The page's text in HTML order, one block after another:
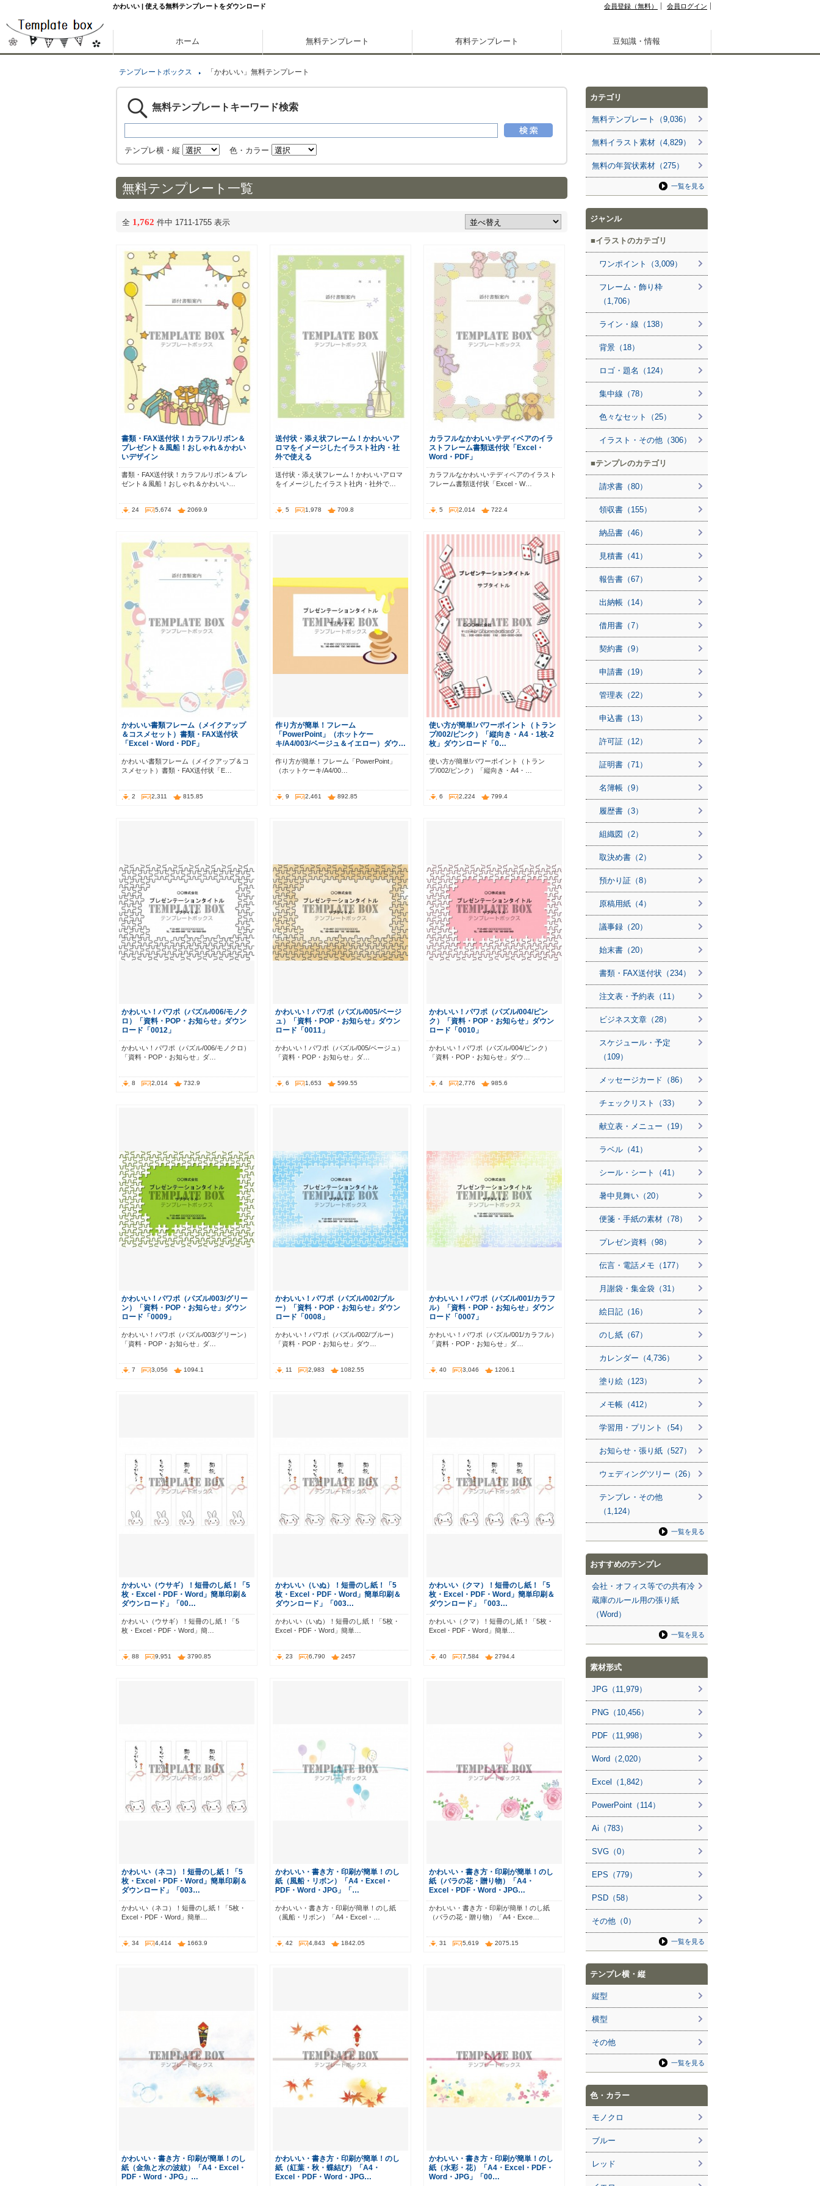
かわいい | 使える無料テンプレートをダウンロード 会員登録（無料） 会員ログイン
ホーム 無料テンプレート 有料テンプレート 豆知識・情報
テンプレートボックス 「かわいい」無料テンプレート
無料テンプレートキーワード検索
テンプレ横・縦 色・カラー
無料テンプレート一覧
全 1,762 件中 1711-1755 表示
書類・FAX送付状！カラフルリボン＆
プレゼント＆風船！おしゃれ＆かわい
いデザイン
書類・FAX送付状！カラフルリボン＆プレ
ゼント＆風船！おしゃれ＆かわいい…
24 5,674 2069.9
送付状・添え状フレーム！かわいいア
ロマをイメージしたイラスト社内・社
外で使える
送付状・添え状フレーム！かわいいアロマ
をイメージしたイラスト社内・社外で…
5 1,978 709.8
カラフルなかわいいテディベアのイラ
ストフレーム書類送付状「Excel・
Word・PDF」
カラフルなかわいいテディベアのイラスト
フレーム書類送付状「Excel・W…
5 2,014 722.4
かわいい書類フレーム（メイクアップ
＆コスメセット）書類・FAX送付状
「Excel・Word・PDF」
かわいい書類フレーム（メイクアップ＆コ
スメセット）書類・FAX送付状「E…
2 2,311 815.85
作り方が簡単！フレーム
「PowerPoint」（ホットケー
キ/A4/003/ベージュ＆イエロー）ダウ…
作り方が簡単！フレーム「PowerPoint」
（ホットケーキ/A4/00…
9 2,461 892.85
使い方が簡単!パワーポイント（トラン
プ/002/ピンク）「縦向き・A4・1枚-2
枚」ダウンロード「0…
使い方が簡単!パワーポイント（トラン
プ/002/ピンク）「縦向き・A4・…
6 2,224 799.4
かわいい！パワポ（パズル/006/モノク
ロ）「資料・POP・お知らせ」ダウン
ロード「0012」
かわいい！パワポ（パズル/006/モノクロ）
「資料・POP・お知らせ」ダ…
8 2,014 732.9
かわいい！パワポ（パズル/005/ベージ
ュ）「資料・POP・お知らせ」ダウン
ロード「0011」
かわいい！パワポ（パズル/005/ベージュ）
「資料・POP・お知らせ」ダ…
6 1,653 599.55
かわいい！パワポ（パズル/004/ピン
ク）「資料・POP・お知らせ」ダウン
ロード「0010」
かわいい！パワポ（パズル/004/ピンク）
「資料・POP・お知らせ」ダウ…
4 2,776 985.6
かわいい！パワポ（パズル/003/グリー
ン）「資料・POP・お知らせ」ダウン
ロード「0009」
かわいい！パワポ（パズル/003/グリーン）
「資料・POP・お知らせ」ダ…
7 3,056 1094.1
かわいい！パワポ（パズル/002/ブル
ー）「資料・POP・お知らせ」ダウン
ロード「0008」
かわいい！パワポ（パズル/002/ブルー）
「資料・POP・お知らせ」ダウ…
11 2,983 1082.55
かわいい！パワポ（パズル/001/カラフ
ル）「資料・POP・お知らせ」ダウン
ロード「0007」
かわいい！パワポ（パズル/001/カラフル）
「資料・POP・お知らせ」ダ…
40 3,046 1206.1
かわいい（ウサギ）！短冊のし紙！「5
枚・Excel・PDF・Word」簡単印刷＆
ダウンロード」「00…
かわいい（ウサギ）！短冊のし紙！「5
枚・Excel・PDF・Word」簡…
88 9,951 3790.85
かわいい（いぬ）！短冊のし紙！「5
枚・Excel・PDF・Word」簡単印刷＆
ダウンロード」「003…
かわいい（いぬ）！短冊のし紙！「5枚・
Excel・PDF・Word」簡単…
23 6,790 2457
かわいい（クマ）！短冊のし紙！「5
枚・Excel・PDF・Word」簡単印刷＆
ダウンロード」「003…
かわいい（クマ）！短冊のし紙！「5枚・
Excel・PDF・Word」簡単…
40 7,584 2794.4
かわいい（ネコ）！短冊のし紙！「5
枚・Excel・PDF・Word」簡単印刷＆
ダウンロード」「003…
かわいい（ネコ）！短冊のし紙！「5枚・
Excel・PDF・Word」簡単…
34 4,414 1663.9
かわいい・書き方・印刷が簡単！のし
紙（風船・リボン）「A4・Excel・
PDF・Word・JPG」「…
かわいい・書き方・印刷が簡単！のし紙
（風船・リボン）「A4・Excel・…
42 4,843 1842.05
かわいい・書き方・印刷が簡単！のし
紙（バラの花・贈り物）「A4・
Excel・PDF・Word・JPG…
かわいい・書き方・印刷が簡単！のし紙
（バラの花・贈り物）「A4・Exce…
31 5,619 2075.15
かわいい・書き方・印刷が簡単！のし
紙（金魚と水の波紋）「A4・Excel・
PDF・Word・JPG」…
かわいい・書き方・印刷が簡単！のし
紙（紅葉・秋・蝶結び）「A4・
Excel・PDF・Word・JPG…
かわいい・書き方・印刷が簡単！のし
紙（水彩・花）「A4・Excel・PDF・
Word・JPG」「00…
カテゴリ
無料テンプレート（9,036）
無料イラスト素材（4,829）
無料の年賀状素材（275）
一覧を見る
ジャンル
イラストのカテゴリ
ワンポイント（3,009）
フレーム・飾り枠
（1,706）
ライン・線（138）
背景（18）
ロゴ・題名（124）
集中線（78）
色々なセット（25）
イラスト・その他（306）
テンプレのカテゴリ
請求書（80）
領収書（155）
納品書（46）
見積書（41）
報告書（67）
出納帳（14）
借用書（7）
契約書（9）
申請書（19）
管理表（22）
申込書（13）
許可証（12）
証明書（71）
名簿帳（9）
履歴書（3）
組織図（2）
取決め書（2）
預かり証（8）
原稿用紙（4）
議事録（20）
始末書（20）
書類・FAX送付状（234）
注文表・予約表（11）
ビジネス文章（28）
スケジュール・予定
（109）
メッセージカード（86）
チェックリスト（33）
献立表・メニュー（19）
ラベル（41）
シール・シート（41）
暑中見舞い（20）
便箋・手紙の素材（78）
プレゼン資料（98）
伝言・電話メモ（177）
月謝袋・集金袋（31）
絵日記（16）
のし紙（67）
カレンダー（4,736）
塗り絵（123）
メモ帳（412）
学習用・プリント（54）
お知らせ・張り紙（527）
ウェディングツリー（26）
テンプレ・その他
（1,124）
一覧を見る
おすすめのテンプレ
会社・オフィス等での共有冷
蔵庫のルール用の張り紙
（Word）
一覧を見る
素材形式
JPG（11,979）
PNG（10,456）
PDF（11,998）
Word（2,020）
Excel（1,842）
PowerPoint（114）
Ai（783）
SVG（0）
EPS（779）
PSD（58）
その他（0）
一覧を見る
テンプレ横・縦
縦型
横型
その他
一覧を見る
色・カラー
モノクロ
ブルー
レッド